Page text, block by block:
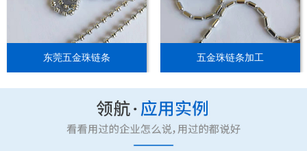
东莞五金珠链条 五金珠链条加工